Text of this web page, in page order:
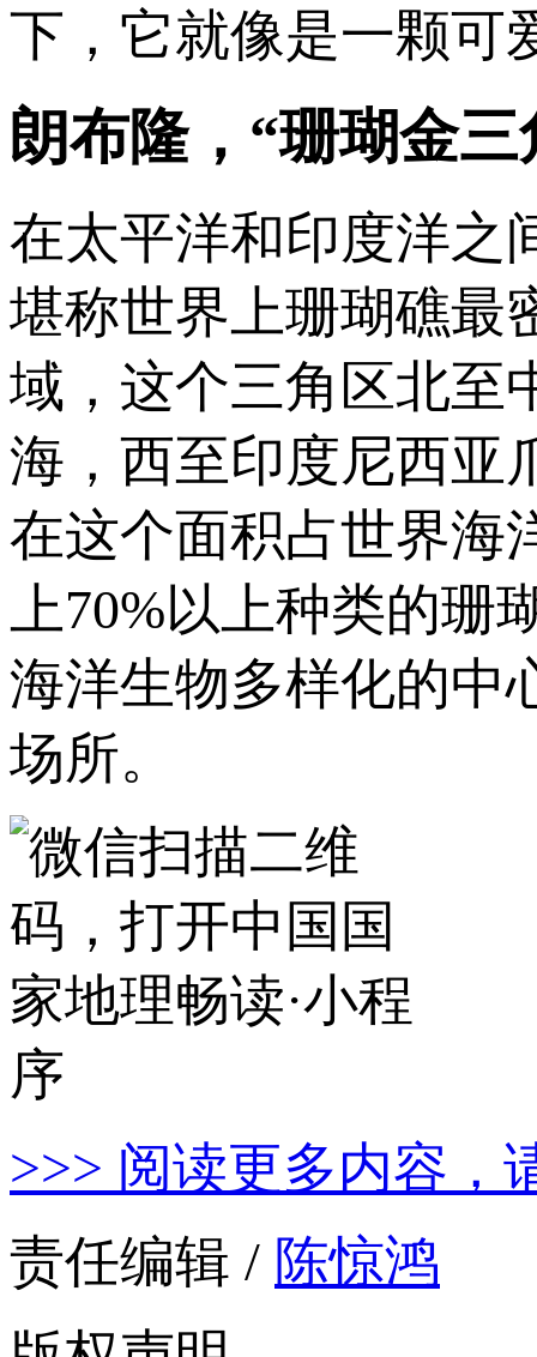
下，它就像是一颗可
朗布隆，“珊瑚金
在太平洋和印度洋之
堪称世界上珊瑚礁最
域，这个三角区北至
海，西至印度尼西亚
在这个面积占世界海
上70%以上种类的
海洋生物多样化的中
场所。
>>> 阅读更多内容，
责任编辑 / 陈惊鸿